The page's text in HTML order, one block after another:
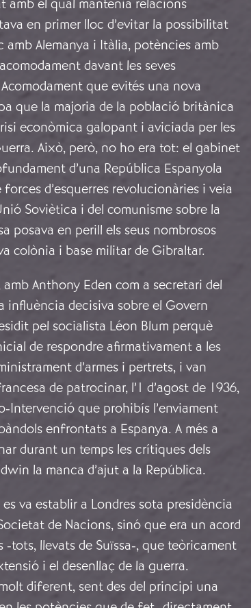
amb el qual mantenia relacions
en primer lloc d’evitar la possibilitat
Alemanya i Itàlia, potències amb
davant les seves
que evités una nova
que la majoria de la població britànica
econòmica galopant i aviciada per les
Això, però, no ho era tot: el gabinet
d’una República Espanyola
d’esquerres revolucionàries i veia
Soviètica i del comunisme sobre la
posava en perill els seus nombrosos
colònia i base militar de Gibraltar.
Anthony Eden com a secretari del
influència decisiva sobre el Govern
pel socialista Léon Blum perquè
de respondre afirmativament a les
d’armes i pertrets, i van
de patrocinar, l’1 d’agost de 1936,
Intervenció que prohibís l’enviament
enfrontats a Espanya. A més a
durant un temps les crítiques dels
la manca d’ajut a la República.
va establir a Londres sota presidència
de Nacions, sinó que era un acord
tots, llevats de Suïssa-, que teòricament
i el desenllaç de la guerra.
diferent, sent des del principi una